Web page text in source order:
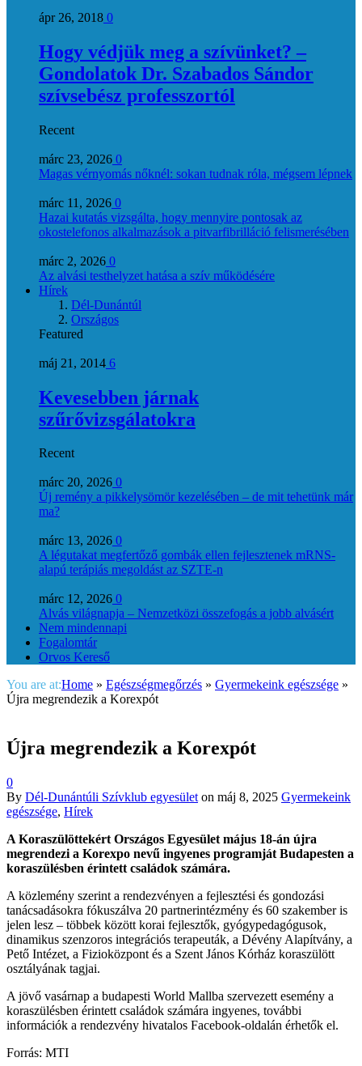
ápr 26, 2018 0
Hogy védjük meg a szívünket? –
Gondolatok Dr. Szabados Sándor
szívsebész professzortól
Recent
márc 23, 2026 0
Magas vérnyomás nőknél: sokan tudnak róla, mégsem lépnek
márc 11, 2026 0
Hazai kutatás vizsgálta, hogy mennyire pontosak az
okostelefonos alkalmazások a pitvarfibrilláció felismerésében
márc 2, 2026 0
Az alvási testhelyzet hatása a szív működésére
Hírek
Dél-Dunántúl
Országos
Featured
máj 21, 2014 6
Kevesebben járnak
szűrővizsgálatokra
Recent
márc 20, 2026 0
Új remény a pikkelysömör kezelésében – de mit tehetünk már
ma?
márc 13, 2026 0
A légutakat megfertőző gombák ellen fejlesztenek mRNS-
alapú terápiás megoldást az SZTE-n
márc 12, 2026 0
Alvás világnapja – Nemzetközi összefogás a jobb alvásért
Nem mindennapi
Fogalomtár
Orvos Kereső
You are at:Home » Egészségmegőrzés » Gyermekeink egészsége »
Újra megrendezik a Korexpót
Újra megrendezik a Korexpót
0
By Dél-Dunántúli Szívklub egyesület on máj 8, 2025 Gyermekeink
egészsége, Hírek
A Koraszülöttekért Országos Egyesület május 18-án újra
megrendezi a Korexpo nevű ingyenes programját Budapesten a
koraszülésben érintett családok számára.
A közlemény szerint a rendezvényen a fejlesztési és gondozási
tanácsadásokra fókuszálva 20 partnerintézmény és 60 szakember is
jelen lesz – többek között korai fejlesztők, gyógypedagógusok,
dinamikus szenzoros integrációs terapeuták, a Dévény Alapítvány, a
Pető Intézet, a Fizioközpont és a Szent János Kórház koraszülött
osztályának tagjai.
A jövő vasárnap a budapesti World Mallba szervezett esemény a
koraszülésben érintett családok számára ingyenes, további
információk a rendezvény hivatalos Facebook-oldalán érhetők el.
Forrás: MTI